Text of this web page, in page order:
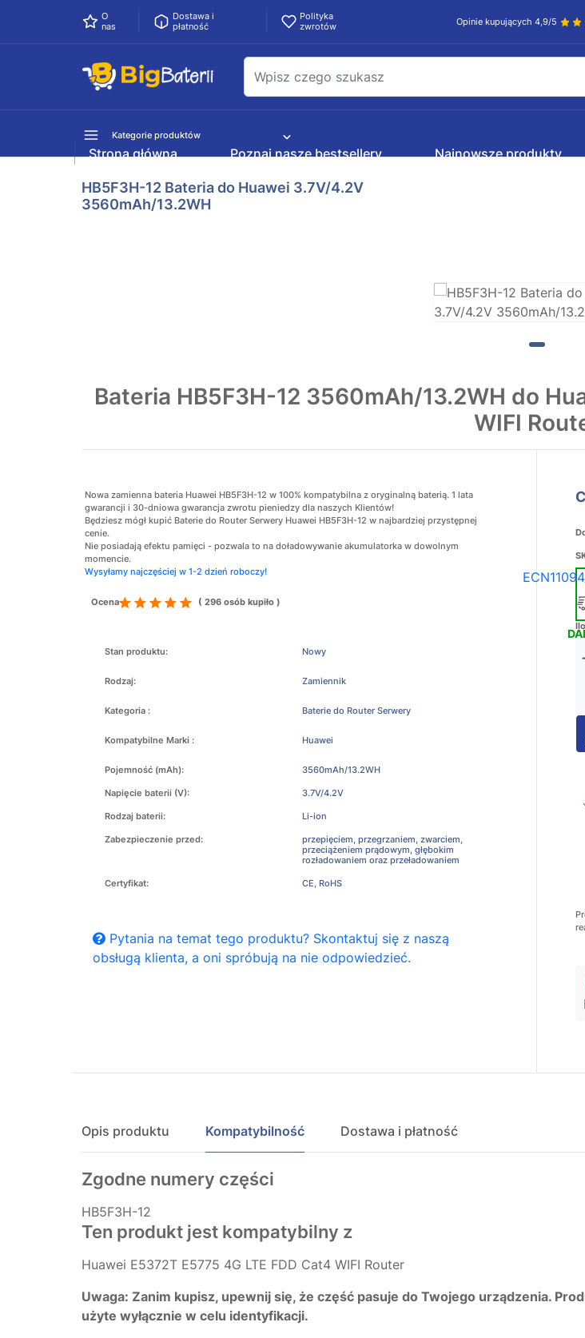
O
nas
Dostawa i
płatność
Polityka
zwrotów
Opinie kupujących 4,9/5
Kategorie produktów
Strona główna Poznaj nasze bestsellery Najnowsze produkty
HB5F3H-12 Bateria do Huawei 3.7V/4.2V
3560mAh/13.2WH
Bateria HB5F3H-12 3560mAh/13.2WH do
WIFI
Nowa zamienna bateria Huawei HB5F3H-12 w 100% kompatybilna z oryginalną baterią. 1 lata
gwarancji i 30-dniowa gwarancja zwrotu pieniedzy dla naszych Klientów!
Będziesz mógł kupić Baterie do Router Serwery Huawei HB5F3H-12 w najbardziej przystępnej
cenie.
Nie posiadają efektu pamięci - pozwala to na doładowywanie akumulatorka w dowolnym
momencie.
Wysyłamy najczęściej w 1-2 dzień roboczy!
Ocena ( 296 osób kupiło )
Stan produktu: Nowy
Rodzaj: Zamiennik
Kategoria : Baterie do Router Serwery
Kompatybilne Marki : Huawei
Pojemność (mAh): 3560mAh/13.2WH
Napięcie baterii (V): 3.7V/4.2V
Rodzaj baterii: Li-ion
Zabezpieczenie przed:
przepięciem, przegrzaniem, zwarciem,
przeciążeniem prądowym, głębokim
rozładowaniem oraz przeładowaniem
Certyfikat: CE, RoHS
Pytania na temat tego produktu? Skontaktuj się z naszą
obsługą klienta, a oni spróbują na nie odpowiedzieć.
Opis produktu Kompatybilność Dostawa i płatność
Zgodne numery części
HB5F3H-12
Ten produkt jest kompatybilny z
Huawei E5372T E5775 4G LTE FDD Cat4 WIFI Router
Uwaga: Zanim kupisz, upewnij się, że część pasuje do Twojego urządzenia.
użyte wyłącznie w celu identyfikacji.